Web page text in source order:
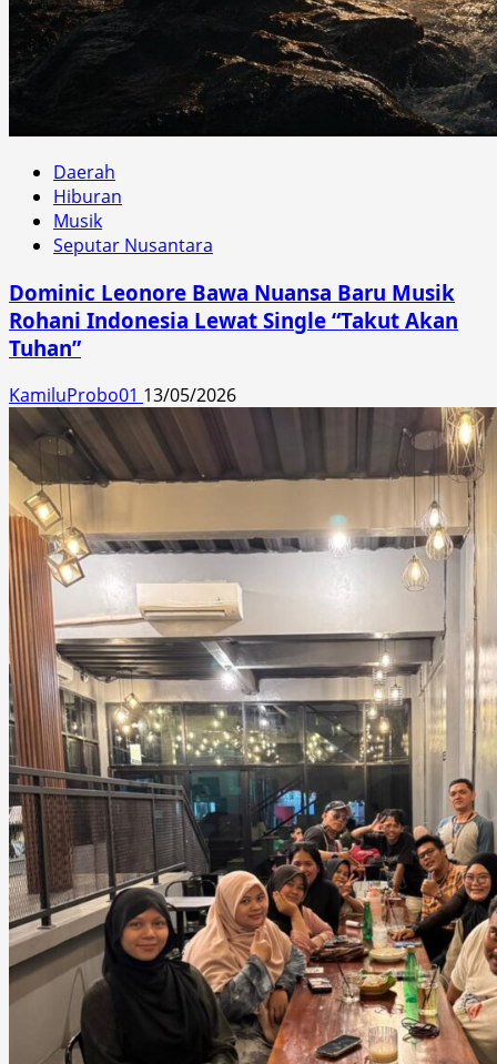
Daerah
Hiburan
Musik
Seputar Nusantara
Dominic Leonore Bawa Nuansa Baru Musik
Rohani Indonesia Lewat Single “Takut Akan
Tuhan”
KamiluProbo01 13/05/2026